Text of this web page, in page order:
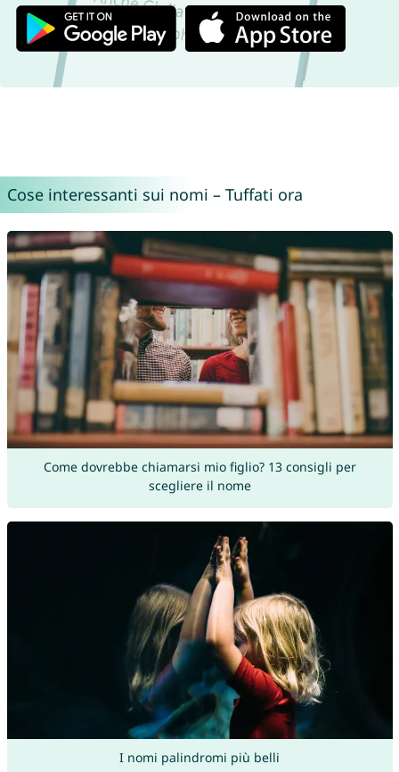
Cose interessanti sui nomi – Tuffati ora
Come dovrebbe chiamarsi mio figlio? 13 consigli per
scegliere il nome
I nomi palindromi più belli